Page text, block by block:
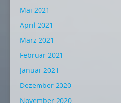
Mai 2021
April 2021
März 2021
Februar 2021
Januar 2021
Dezember 2020
November 2020